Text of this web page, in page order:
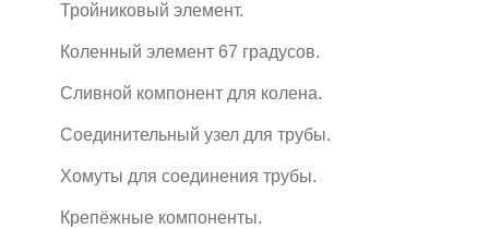
Тройниковый элемент.
Коленный элемент 67 градусов.
Сливной компонент для колена.
Соединительный узел для трубы.
Хомуты для соединения трубы.
Крепёжные компоненты.